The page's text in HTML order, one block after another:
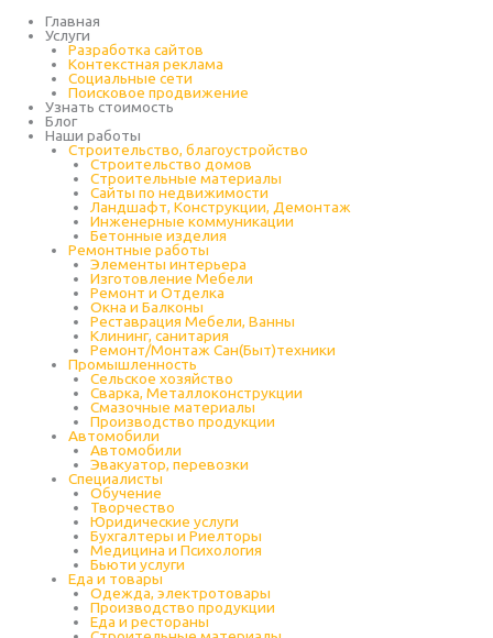
содержимому
Главная
Услуги
Разработка сайтов
Контекстная реклама
Социальные сети
Поисковое продвижение
Узнать стоимость
Блог
Наши работы
Строительство, благоустройство
Строительство домов
Строительные материалы
Сайты по недвижимости
Ландшафт, Конструкции, Демонтаж
Инженерные коммуникации
Бетонные изделия
Ремонтные работы
Элементы интерьера
Изготовление Мебели
Ремонт и Отделка
Окна и Балконы
Реставрация Мебели, Ванны
Клининг, санитария
Ремонт/Монтаж Сан(Быт)техники
Промышленность
Cельское хозяйство
Сварка, Металлоконструкции
Cмазочные материалы
Производство продукции
Автомобили
Автомобили
Эвакуатор, перевозки
Специалисты
Обучение
Творчество
Юридические услуги
Бухгалтеры и Риелторы
Медицина и Психология
Бьюти услуги
Еда и товары
Одежда, электротовары
Производство продукции
Еда и рестораны